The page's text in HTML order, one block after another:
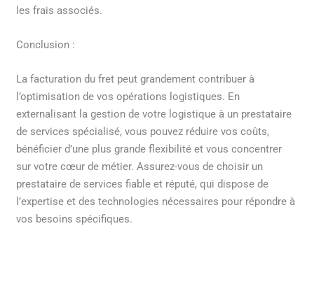
les frais associés.
Conclusion :
La facturation du fret peut grandement contribuer à
l’optimisation de vos opérations logistiques. En
externalisant la gestion de votre logistique à un prestataire
de services spécialisé, vous pouvez réduire vos coûts,
bénéficier d’une plus grande flexibilité et vous concentrer
sur votre cœur de métier. Assurez-vous de choisir un
prestataire de services fiable et réputé, qui dispose de
l’expertise et des technologies nécessaires pour répondre à
vos besoins spécifiques.